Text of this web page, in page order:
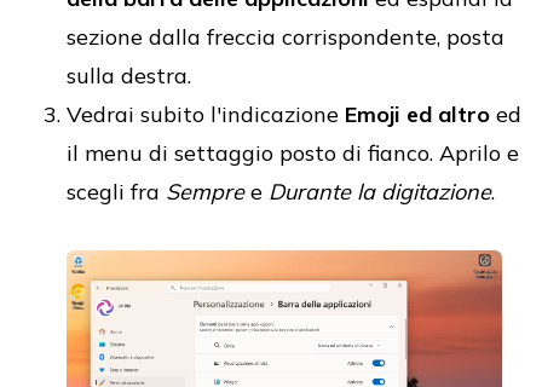
sezione dalla freccia corrispondente, posta
sulla destra.
Vedrai subito l'indicazione Emoji ed altro ed
il menu di settaggio posto di fianco. Aprilo e
scegli fra Sempree Durante la digitazione.